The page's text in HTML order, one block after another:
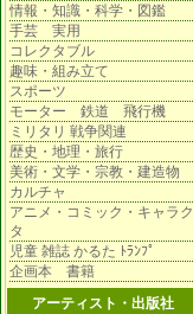
情報・知識・科学・図鑑
手芸 実用
コレクタブル
趣味・組み立て
スポーツ
モーター 鉄道 飛行機
ミリタリ 戦争関連
歴史・地理・旅行
美術・文学・宗教・建造物
カルチャ
アニメ・コミック・キャラク
タ
児童 雑誌 かるた ﾄﾗﾝﾌﾟ
企画本 書籍
アーティスト・出版社